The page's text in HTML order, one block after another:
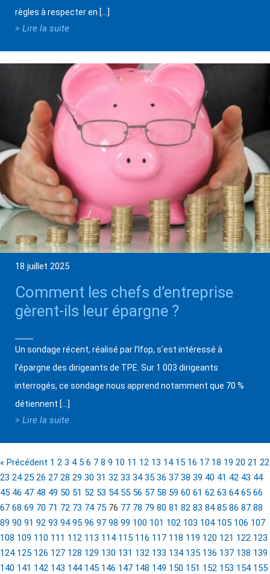
règles à respecter en […]
> Lire la suite
18 juillet 2025
Comment les chefs d’entreprise
gèrent-ils leur épargne ?
Un sondage récent, réalisé par l’Ifop, s’est intéressé à
l’épargne des dirigeants de TPE. Sur 1 003 dirigeants
interrogés, ce sondage nous apprend notamment que 70 %
détiennent […]
> Lire la suite
« Précédent 1 2 3 4 5 6 7 8 9 10 11 12 13 14 15 16 17 18 19 20 21 22
23 24 25 26 27 28 29 30 31 32 33 34 35 36 37 38 39 40 41 42 43 44
45 46 47 48 49 50 51 52 53 54 55 56 57 58 59 60 61 62 63 64 65 66
67 68 69 70 71 72 73 74 75 76 77 78 79 80 81 82 83 84 85 86 87 88
89 90 91 92 93 94 95 96 97 98 99 100 101 102 103 104 105 106 107
108 109 110 111 112 113 114 115 116 117 118 119 120 121 122 123
124 125 126 127 128 129 130 131 132 133 134 135 136 137 138 139
140 141 142 143 144 145 146 147 148 149 150 151 152 153 154 155